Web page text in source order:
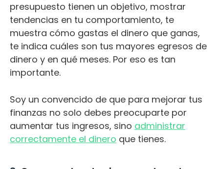
presupuesto tienen un objetivo, mostrar
tendencias en tu comportamiento, te
muestra cómo gastas el dinero que ganas,
te indica cuáles son tus mayores egresos de
dinero y en qué meses. Por eso es tan
importante.
Soy un convencido de que para mejorar tus
finanzas no solo debes preocuparte por
aumentar tus ingresos, sino administrar
correctamente el dinero que tienes.